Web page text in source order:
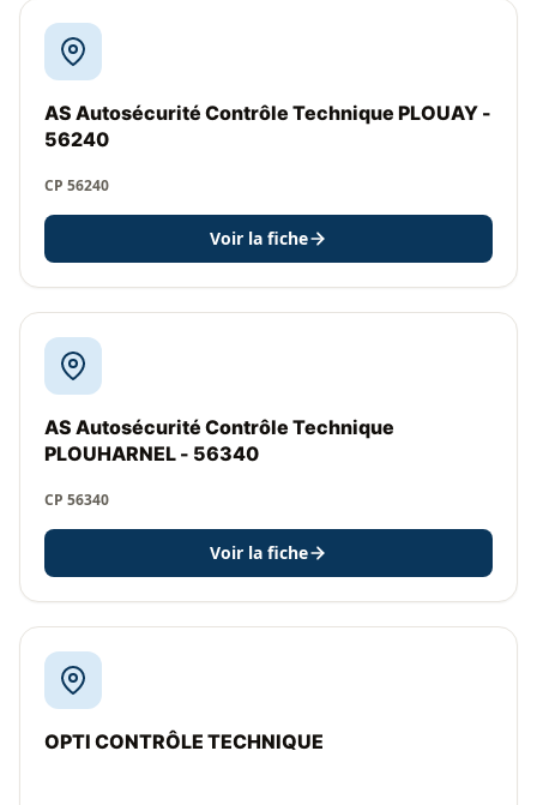
AS Autosécurité Contrôle Technique PLOUAY -
56240
CP 56240
Voir la fiche
AS Autosécurité Contrôle Technique
PLOUHARNEL - 56340
CP 56340
Voir la fiche
OPTI CONTRÔLE TECHNIQUE